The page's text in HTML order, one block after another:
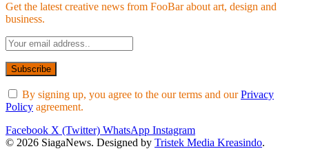
Get the latest creative news from FooBar about art, design and
business.
By signing up, you agree to the our terms and ourPrivacy
Policy agreement.
Facebook X (Twitter) WhatsApp Instagram
© 2026 SiagaNews. Designed by Tristek Media Kreasindo.